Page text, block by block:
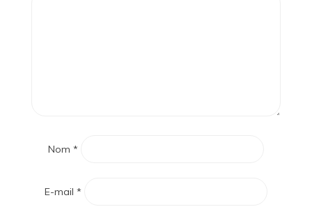
Nom *
E-mail *